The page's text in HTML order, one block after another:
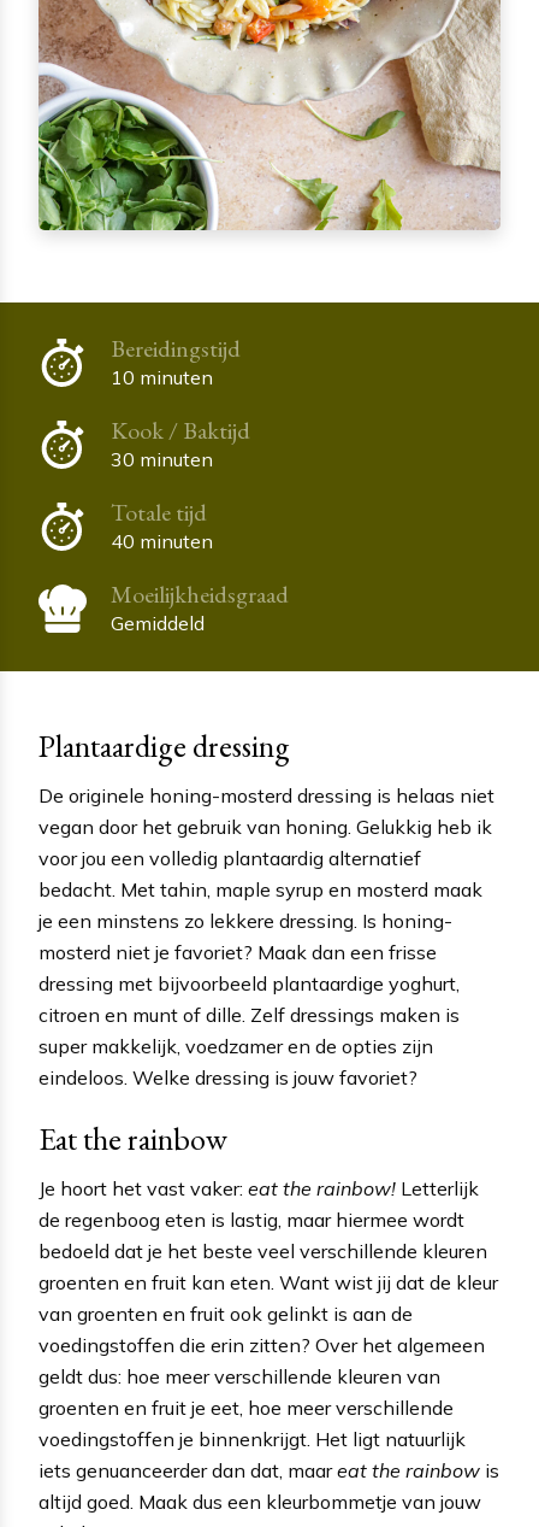
Bereidingstijd
10 minuten
Kook / Baktijd
30 minuten
Totale tijd
40 minuten
Moeilijkheidsgraad
Gemiddeld
Plantaardige dressing
De originele honing-mosterd dressing is helaas niet
vegan door het gebruik van honing. Gelukkig heb ik
voor jou een volledig plantaardig alternatief
bedacht. Met tahin, maple syrup en mosterd maak
je een minstens zo lekkere dressing. Is honing-
mosterd niet je favoriet? Maak dan een frisse
dressing met bijvoorbeeld plantaardige yoghurt,
citroen en munt of dille. Zelf dressings maken is
super makkelijk, voedzamer en de opties zijn
eindeloos. Welke dressing is jouw favoriet?
Eat the rainbow
Je hoort het vast vaker: eat the rainbow! Letterlijk
de regenboog eten is lastig, maar hiermee wordt
bedoeld dat je het beste veel verschillende kleuren
groenten en fruit kan eten. Want wist jij dat de kleur
van groenten en fruit ook gelinkt is aan de
voedingstoffen die erin zitten? Over het algemeen
geldt dus: hoe meer verschillende kleuren van
groenten en fruit je eet, hoe meer verschillende
voedingstoffen je binnenkrijgt. Het ligt natuurlijk
iets genuanceerder dan dat, maareat the rainbow is
altijd goed. Maak dus een kleurbommetje van jouw